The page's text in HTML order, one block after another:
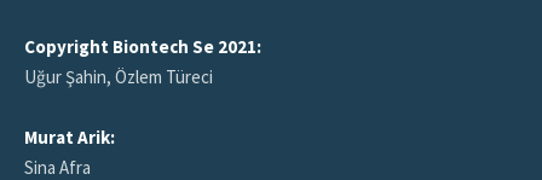
Copyright Biontech Se 2021:
Uğur Şahin, Özlem Türeci
Murat Arik:
Sina Afra